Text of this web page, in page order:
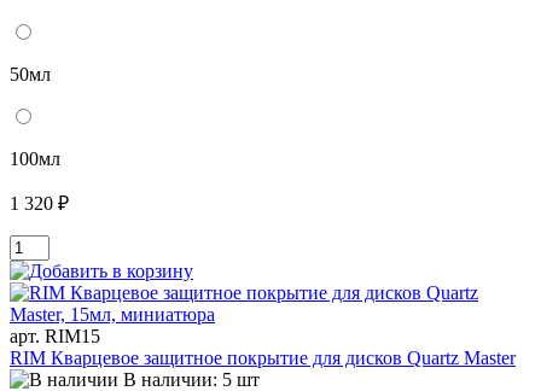
50мл
100мл
1 320 ₽
арт. RIM15
RIM Кварцевое защитное покрытие для дисков Quartz Master
В наличии: 5 шт